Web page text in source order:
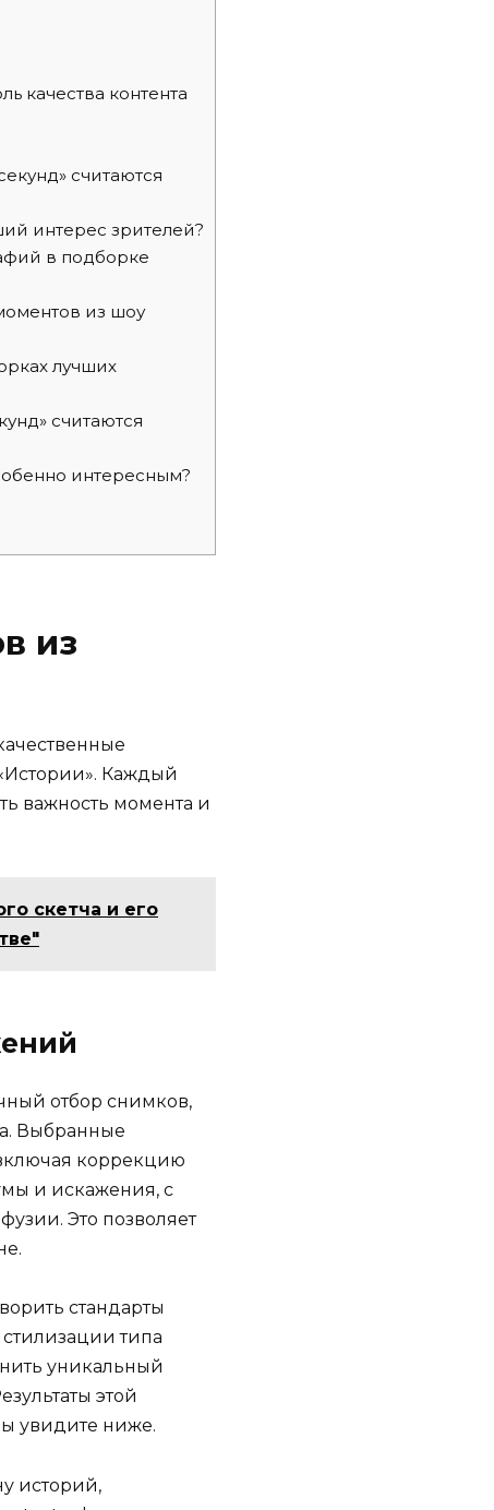
качества контента
считаются
интерес зрителей?
в подборке
из шоу
лучших
считаются
интересным?
из
Каждый
важность момента и
скетча и его
отбор снимков,
Выбранные
коррекцию
и искажения, с
Это позволяет
стандарты
типа
уникальный
этой
увидите ниже.
историй,